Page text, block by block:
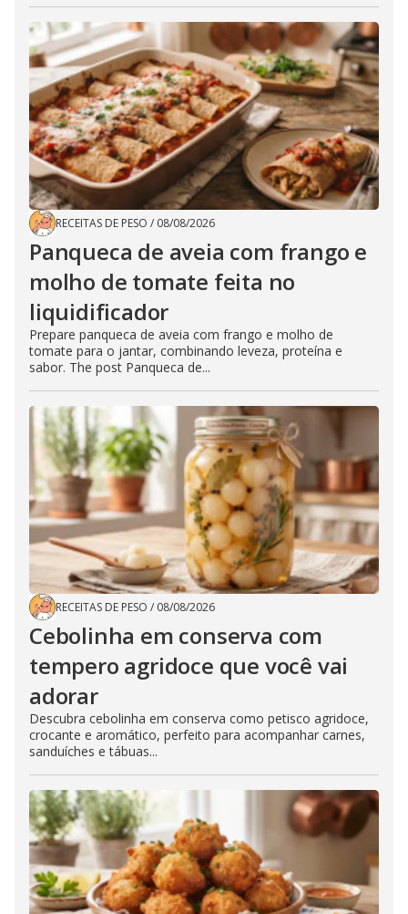
RECEITAS DE PESO / 08/08/2026
Panqueca de aveia com frango e
molho de tomate feita no
liquidificador
Prepare panqueca de aveia com frango e molho de
tomate para o jantar, combinando leveza, proteína e
sabor. The post Panqueca de...
RECEITAS DE PESO / 08/08/2026
Cebolinha em conserva com
tempero agridoce que você vai
adorar
Descubra cebolinha em conserva como petisco agridoce,
crocante e aromático, perfeito para acompanhar carnes,
sanduíches e tábuas...